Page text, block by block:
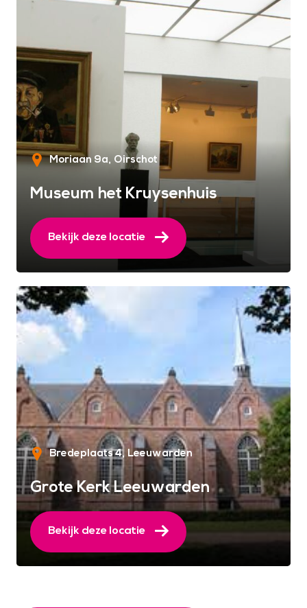
Moriaan 9a Oirschot
Museum het Kruysenhuis
Bekijk deze locatie
Bredeplaats 4 Leeuwarden
Grote Kerk Leeuwarden
Bekijk deze locatie